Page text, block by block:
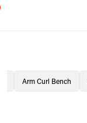
Arm Curl Bench